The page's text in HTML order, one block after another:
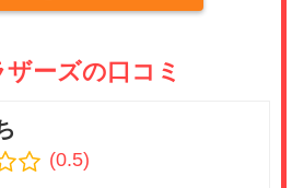
ーズの口コミ
(0.5)